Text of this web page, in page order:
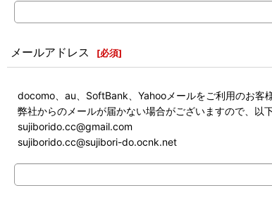
メールアドレス [必須]
docomo、au、SoftBank、Yahooメールをご利用のお客
弊社からのメールが届かない場合がございますので、以
sujiborido.cc@gmail.com
sujiborido.cc@sujibori-do.ocnk.net